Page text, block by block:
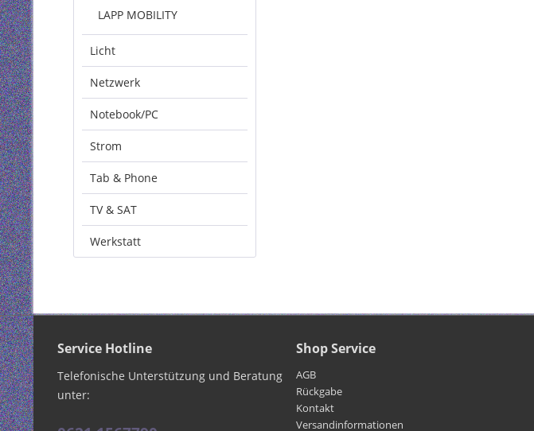
LAPP MOBILITY
Licht
Netzwerk
Notebook/PC
Strom
Tab & Phone
TV & SAT
Werkstatt
Service Hotline
Telefonische Unterstützung und Beratung
unter:
Shop Service
AGB
Rückgabe
Kontakt
Versandinformationen